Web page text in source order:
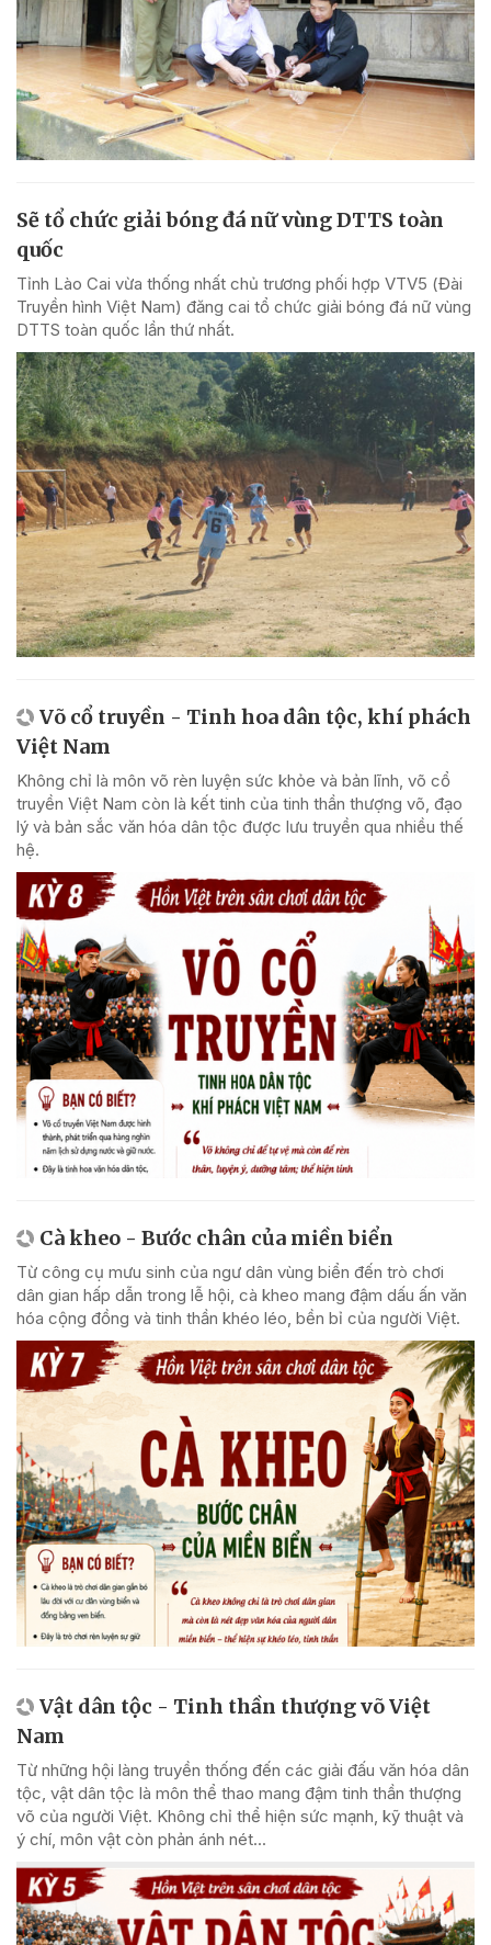
Sẽ tổ chức giải bóng đá nữ vùng DTTS toàn
quốc
Tỉnh Lào Cai vừa thống nhất chủ trương phối hợp VTV5 (Đài
Truyền hình Việt Nam) đăng cai tổ chức giải bóng đá nữ vùng
DTTS toàn quốc lần thứ nhất.
Võ cổ truyền - Tinh hoa dân tộc, khí phách
Việt Nam
Không chỉ là môn võ rèn luyện sức khỏe và bản lĩnh, võ cổ
truyền Việt Nam còn là kết tinh của tinh thần thượng võ, đạo
lý và bản sắc văn hóa dân tộc được lưu truyền qua nhiều thế
hệ.
Cà kheo - Bước chân của miền biển
Từ công cụ mưu sinh của ngư dân vùng biển đến trò chơi
dân gian hấp dẫn trong lễ hội, cà kheo mang đậm dấu ấn văn
hóa cộng đồng và tinh thần khéo léo, bền bỉ của người Việt.
Vật dân tộc - Tinh thần thượng võ Việt
Nam
Từ những hội làng truyền thống đến các giải đấu văn hóa dân
tộc, vật dân tộc là môn thể thao mang đậm tinh thần thượng
võ của người Việt. Không chỉ thể hiện sức mạnh, kỹ thuật và
ý chí, môn vật còn phản ánh nét...